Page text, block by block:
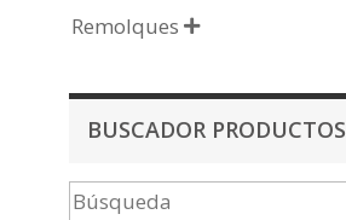
Remolques 
BUSCADOR PRODUCTOS